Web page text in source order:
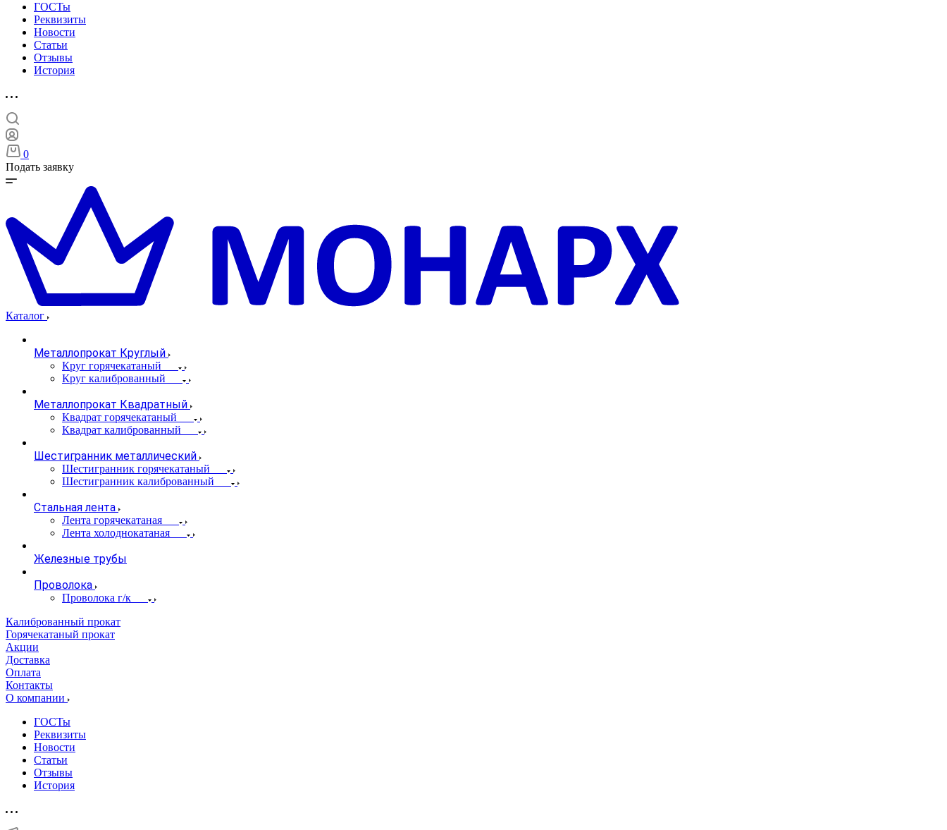
ГОСТы
Реквизиты
Новости
Статьи
Отзывы
История
0
Подать заявку
Каталог
Металлопрокат Круглый
Круг горячекатаный
Круг калиброванный
Металлопрокат Квадратный
Квадрат горячекатаный
Квадрат калиброванный
Шестигранник металлический
Шестигранник горячекатаный
Шестигранник калиброванный
Стальная лента
Лента горячекатаная
Лента холоднокатаная
Железные трубы
Проволока
Проволока г/к
Калиброванный прокат
Горячекатаный прокат
Акции
Доставка
Оплата
Контакты
О компании
ГОСТы
Реквизиты
Новости
Статьи
Отзывы
История